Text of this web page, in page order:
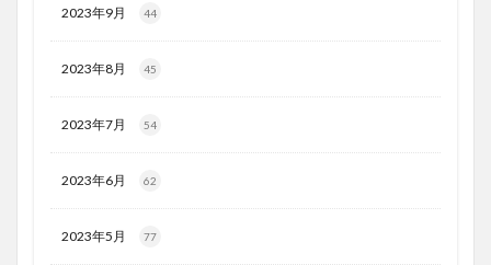
2023年9月 44
2023年8月 45
2023年7月 54
2023年6月 62
2023年5月 77